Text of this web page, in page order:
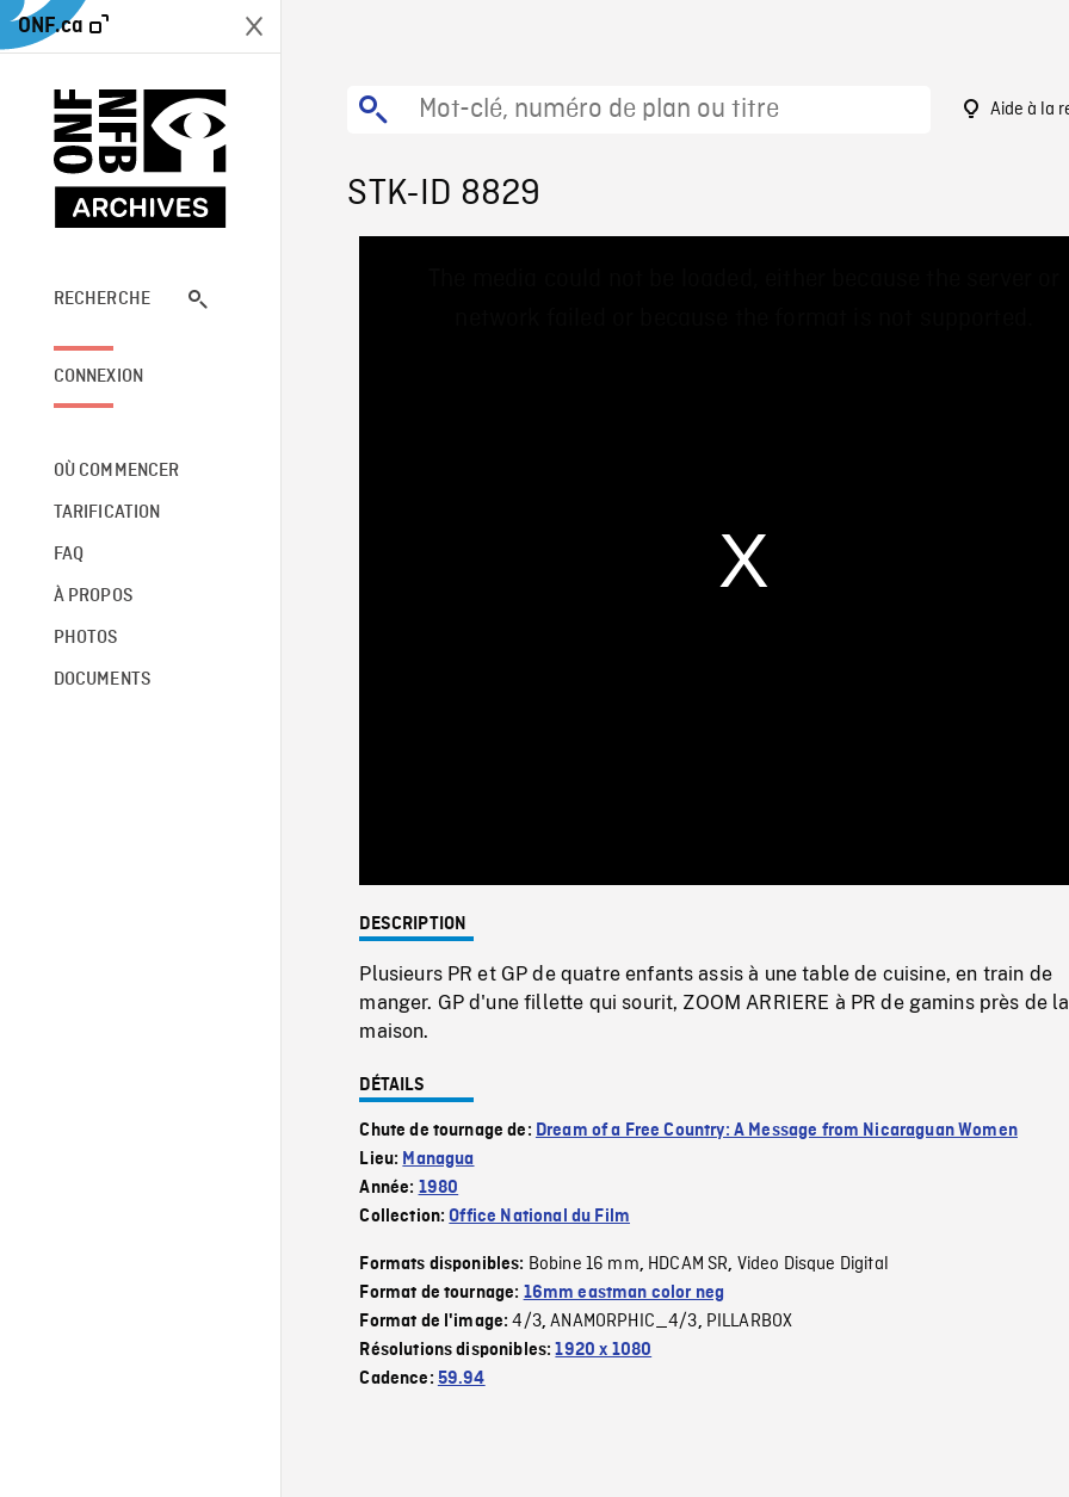
ONF.ca
RECHERCHE
CONNEXION
OÙ COMMENCER
TARIFICATION
FAQ
À PROPOS
PHOTOS
DOCUMENTS
Aide à la
STK-ID 8829
0%
DESCRIPTION
Plusieurs PR et GP de quatre enfants assis à une table de cuisine, en train de
manger. GP d'une fillette qui sourit, ZOOM ARRIERE à PR de gamins près de la
maison.
DÉTAILS
Chute de tournage de: Dream of a Free Country: A Message from Nicaraguan Women
Lieu: Managua
Année: 1980
Collection:Office National du Film
Formats disponibles: Bobine 16 mm, HDCAM SR, Video Disque Digital
Format de tournage: 16mm eastman color neg
Format de l'image:4/3,ANAMORPHIC_4/3, PILLARBOX
Résolutions disponibles:1920 x 1080
Cadence: 59.94